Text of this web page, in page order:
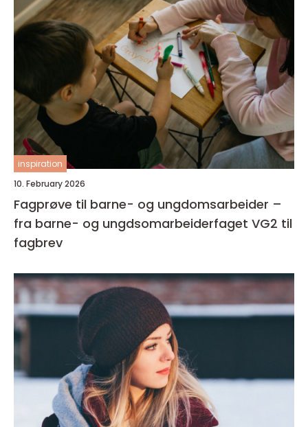
inspiration
10. February 2026
Fagprøve til barne- og ungdomsarbeider –
fra barne- og ungdsomarbeiderfaget VG2 til
fagbrev